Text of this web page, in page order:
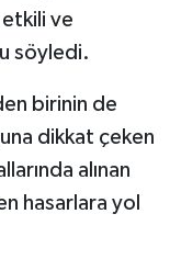
ve
söyledi.
birinin de
dikkat çeken
alınan
hasarlara yol